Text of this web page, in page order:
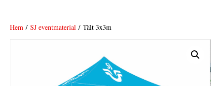
Hem / SJ eventmaterial / Tält 3x3m